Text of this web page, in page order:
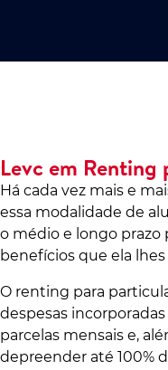
Levc em Renting
Há cada vez mais e
essa modalidade de
o médio e longo prazo
benefícios que ela lhes
O renting para
despesas
parcelas mensais e,
depreender até 100%